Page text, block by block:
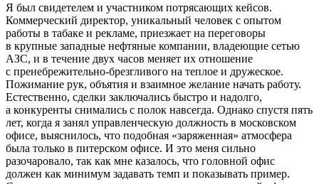
Я был свидетелем и участником потрясающих кейсов.
Коммерческий директор, уникальный человек с опытом
работы в табаке и рекламе, приезжает на переговоры
в крупные западные нефтяные компании, владеющие сетью
АЗС, и в течение двух часов меняет их отношение
с пренебрежительно-брезгливого на теплое и дружеское.
Пожимание рук, объятия и взаимное желание начать работу.
Естественно, сделки заключались быстро и надолго,
а конкуренты снимались с полок навсегда. Однако спустя пять
лет, когда я занял управленческую должность в московском
офисе, выяснилось, что подобная «заряженная» атмосфера
была только в питерском офисе. И это меня сильно
разочаровало, так как мне казалось, что головной офис
должен как минимум задавать темп и показывать пример.